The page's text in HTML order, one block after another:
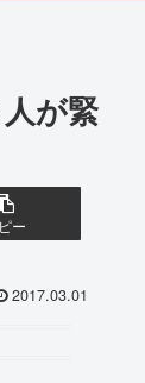
が緊
ー
2017.03.01